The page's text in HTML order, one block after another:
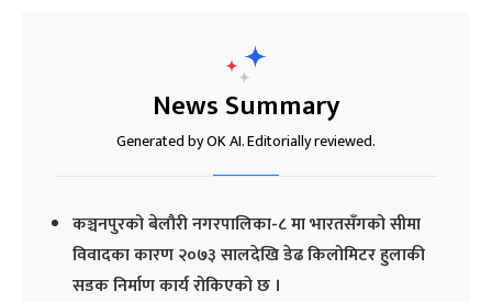
News Summary
Generated by OK AI. Editorially reviewed.
कञ्चनपुरको बेलौरी नगरपालिका-८ मा भारतसँगको सीमा
विवादका कारण २०७३ सालदेखि डेढ किलोमिटर हुलाकी
सडक निर्माण कार्य रोकिएको छ ।